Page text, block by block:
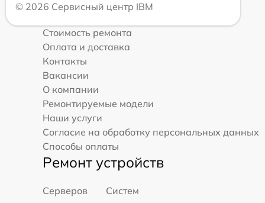
© 2026 Сервисный центр IBM
Стоимость ремонта
Оплата и доставка
Контакты
Вакансии
О компании
Ремонтируемые модели
Наши услуги
Согласие на обработку персональных данных
Способы оплаты
Ремонт устройств
Серверов
Систем